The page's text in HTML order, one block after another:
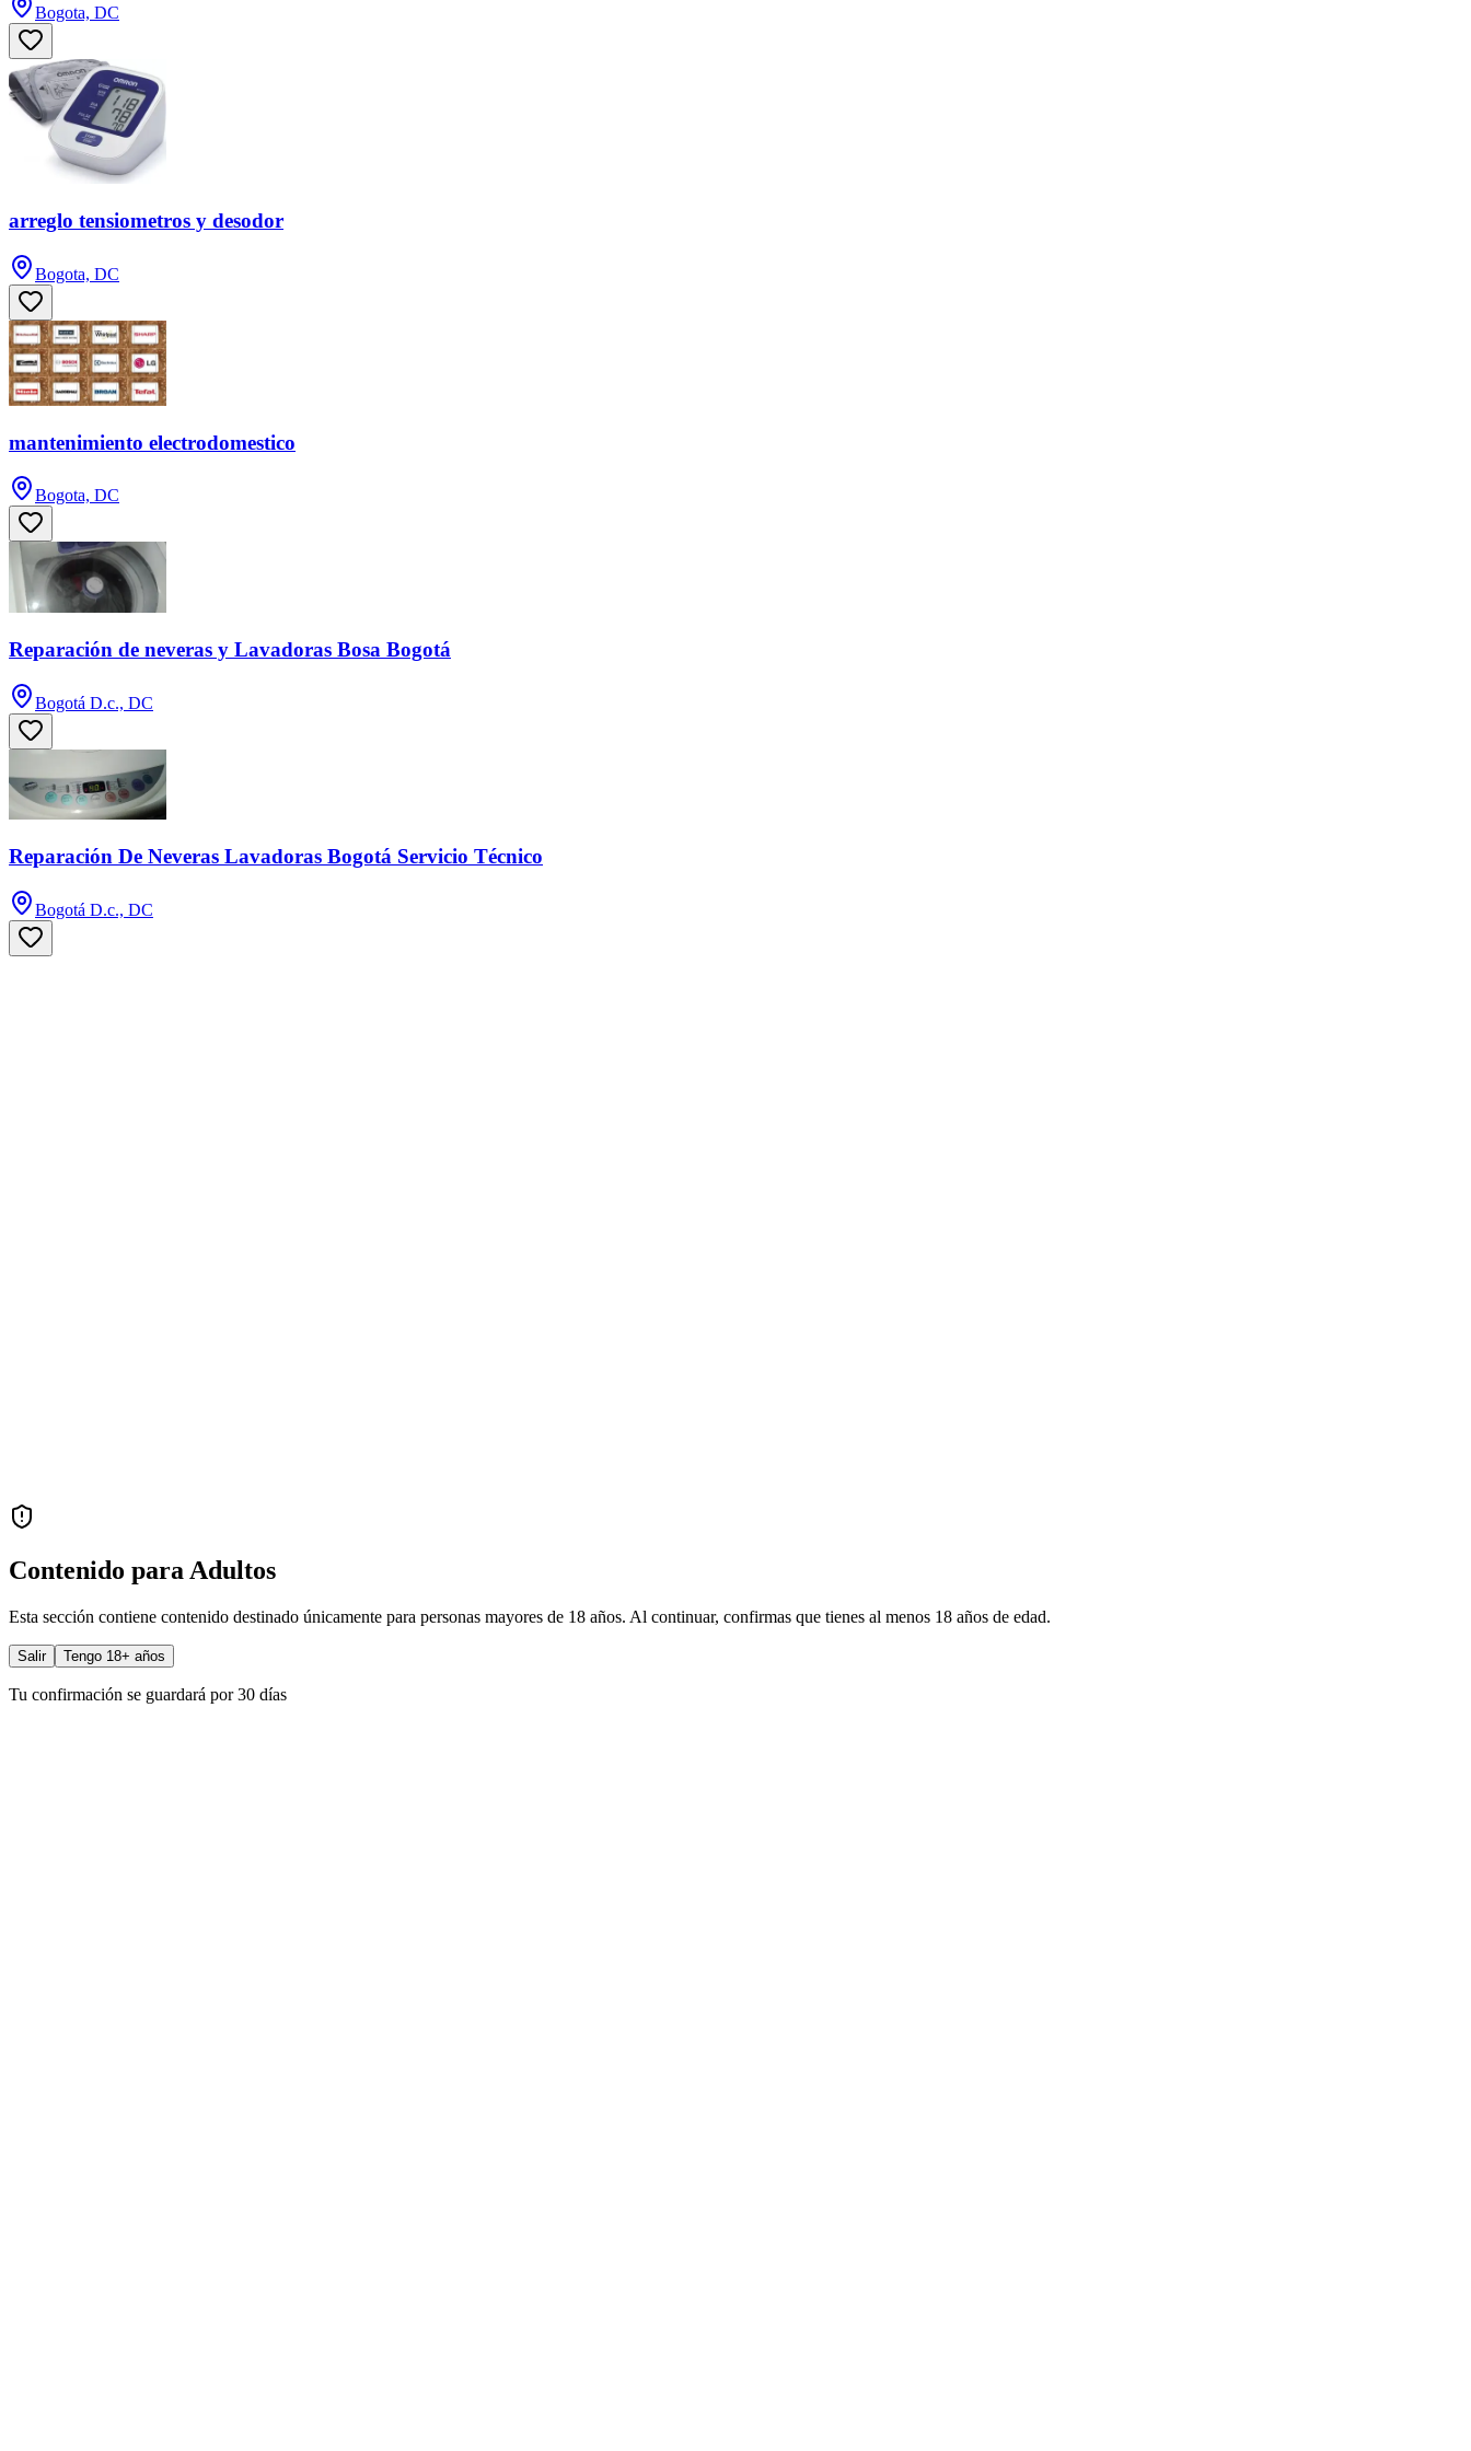
Bogota, DC
arreglo tensiometros y desodor
Bogota, DC
mantenimiento electrodomestico
Bogota, DC
Reparación de neveras y Lavadoras Bosa Bogotá
Bogotá D.c., DC
Reparación De Neveras Lavadoras Bogotá Servicio Técnico
Bogotá D.c., DC
Contenido para Adultos
Esta sección contiene contenido destinado únicamente para personas mayores de 18 años. Al continuar, confirmas que tienes al menos 18 años de edad.
Salir Tengo 18+ años
Tu confirmación se guardará por 30 días